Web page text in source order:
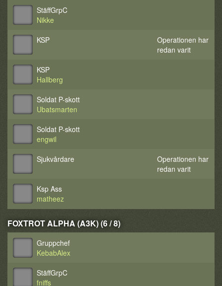
StäffGrpC
Nikke
KSP
Operationen har
redan varit
KSP
Hallberg
Soldat P-skott
Ubatsmarten
Soldat P-skott
engwil
Sjukvårdare
Operationen har
redan varit
Ksp Ass
matheez
FOXTROT ALPHA (A3K) (6 / 8)
Gruppchef
KebabAlex
StäffGrpC
fniffs